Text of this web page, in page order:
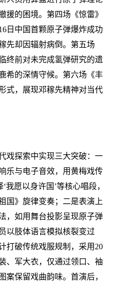
援的困境。第四场《惊雷》
日中国首颗原子弹爆炸成功
先却因辐射病倒。第五场
终前对未完成氢弹研究的遗
希的深情守候。第六场《丰
式，展现邓稼先精神对当代
戏探索中实现三大突破：一
乐与电子音效，用黄梅戏传
‘我愿以身许国’等核心唱段，
国》旋律变奏；二是表演上
，如用舞台投影呈现原子弹
以肢体语言模拟核裂变过
打破传统戏服规制，采用20
、军大衣，仅通过领口、袖
案保留戏曲韵味。首演后，